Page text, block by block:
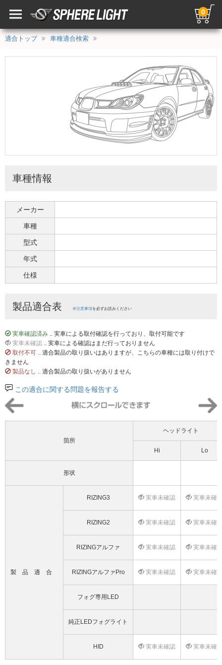
0
適合トップ 車種適合検索
車種情報
メーカー
車種
型式
年式
仕様
製品適合表 ※注意事項を必ずお読みください
実車確認済み .. 実車による取付確認を行っており、取付可能です
実車未確認 .. 実車による確認はまだ行っておりません
取付不可 .. 適合製品の取り扱いはありますが、こちらの車種には取り付けで
きません
製品なし .. 適合製品の取り扱いがありません
この適合に関する問題を報告する
箇所
ヘッドライト
Hi Lo
形状
製品適合
RIZING3 実車未確認 実車未確
RIZING2 実車未確認 実車未確
RIZINGアルファ 実車未確認 実車未確
RIZINGアルファPro 実車未確認 実車未確
フォグ専用LED
純正LEDフォグライト
HID 実車未確認 実車未確